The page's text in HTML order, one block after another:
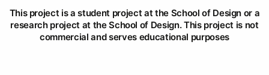
This project is a student project at the School of Design or a
research project at the School of Design. This project is not
commercial and serves educational purposes